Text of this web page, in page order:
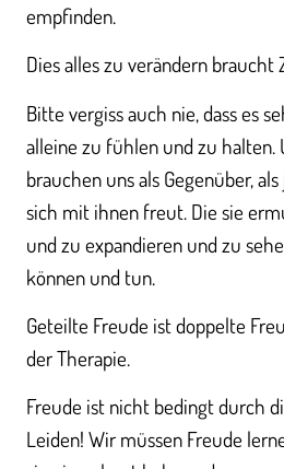
empfinden.
Dies alles zu verändern braucht
Bitte vergiss auch nie, dass es
alleine zu fühlen und zu halten.
brauchen uns als Gegenüber,
sich mit ihnen freut. Die sie
und zu expandieren und zu
können und tun.
Geteilte Freude ist doppelte
der Therapie.
Freude ist nicht bedingt durch
Leiden! Wir müssen Freude